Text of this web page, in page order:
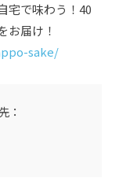
宅で味わう！40
お届け！
sake/
：